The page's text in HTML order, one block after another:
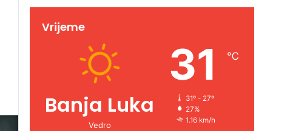
Vrijeme
Banja Luka
Vedro
31 ℃
31º - 27º
27%
1.16 km/h